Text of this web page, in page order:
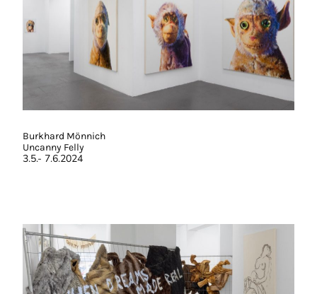
Burkhard Mönnich
Uncanny Felly
3.5.- 7.6.2024